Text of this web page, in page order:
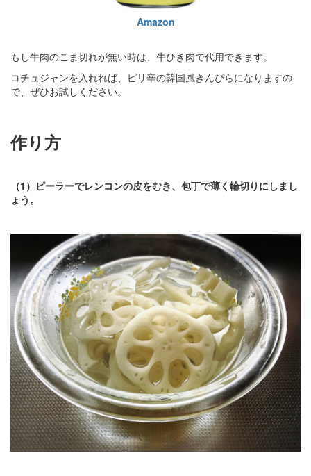
Amazon
もし牛肉のこま切れが無い時は、牛ひき肉で代用できます。
コチュジャンを入れれば、ピリ辛の韓国風きんぴらになりますの
で、ぜひお試しください。
作り方
（1）ピーラーでレンコンの皮をむき、包丁で薄く輪切りにしまし
ょう。